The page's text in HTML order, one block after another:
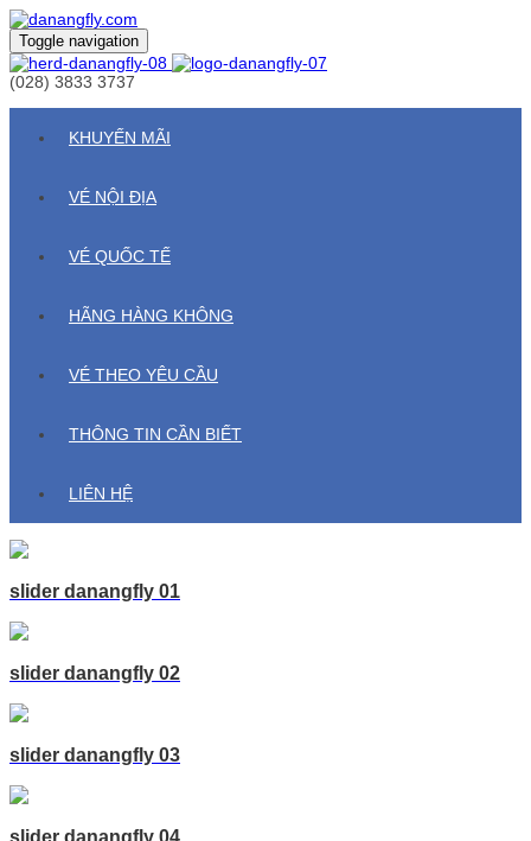
Toggle navigation
(028) 3833 3737
KHUYẾN MÃI
VÉ NỘI ĐỊA
VÉ QUỐC TẾ
HÃNG HÀNG KHÔNG
VÉ THEO YÊU CẦU
THÔNG TIN CẦN BIẾT
LIÊN HỆ
slider danangfly 01
slider danangfly 02
slider danangfly 03
slider danangfly 04